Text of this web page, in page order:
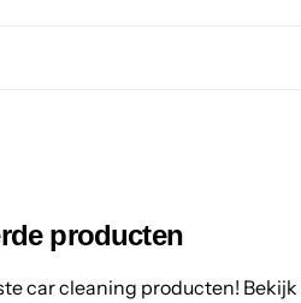
producten
car cleaning producten! Bekijk